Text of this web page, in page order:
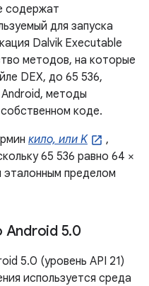
содержат
для запуска
Dalvik Executable
методов, на которые
DEX, до 65 536,
методы
коде.
кило, или K
,
65 536 равно 64 ×
эталонным пределом
Android 5.0
5.0 (уровень API 21)
используется среда